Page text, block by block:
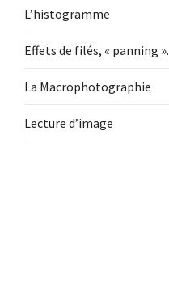
L’histogramme
Effets de filés, « panning ».
La Macrophotographie
Lecture d’image